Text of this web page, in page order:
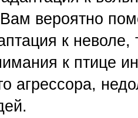
Вам вероятно
к неволе,
к птице
агрессора,